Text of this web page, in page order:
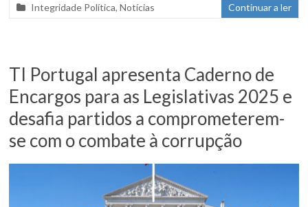
Integridade Política,Notícias Continuar a ler
TI Portugal apresenta Caderno de
Encargos para as Legislativas 2025 e
desafia partidos a comprometerem-
se com o combate à corrupção